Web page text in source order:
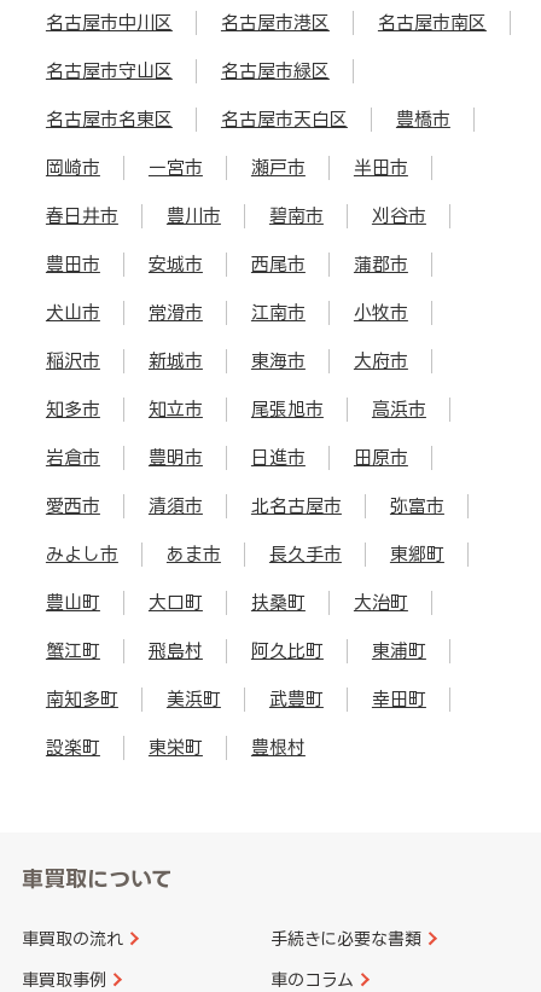
名古屋市中川区 名古屋市港区 名古屋市南区
名古屋市守山区 名古屋市緑区
名古屋市名東区 名古屋市天白区 豊橋市
岡崎市 一宮市 瀬戸市 半田市
春日井市 豊川市 碧南市 刈谷市
豊田市 安城市 西尾市 蒲郡市
犬山市 常滑市 江南市 小牧市
稲沢市 新城市 東海市 大府市
知多市 知立市 尾張旭市 高浜市
岩倉市 豊明市 日進市 田原市
愛西市 清須市 北名古屋市 弥富市
みよし市 あま市 長久手市 東郷町
豊山町 大口町 扶桑町 大治町
蟹江町 飛島村 阿久比町 東浦町
南知多町 美浜町 武豊町 幸田町
設楽町 東栄町 豊根村
車買取について
車買取の流れ 手続きに必要な書類
車買取事例 車のコラム